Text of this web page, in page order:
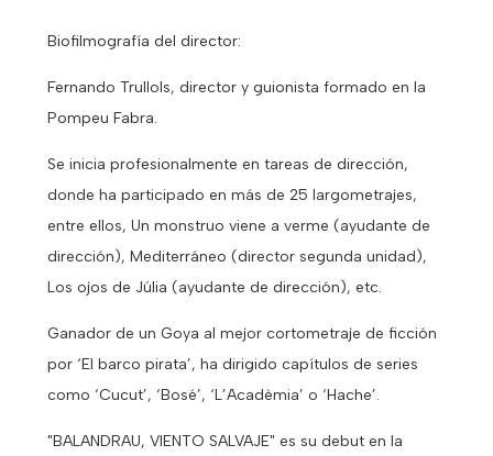
Biofilmografía del director:
Fernando Trullols, director y guionista formado en la
Pompeu Fabra.
Se inicia profesionalmente en tareas de dirección,
donde ha participado en más de 25 largometrajes,
entre ellos, Un monstruo viene a verme (ayudante de
dirección), Mediterráneo (director segunda unidad),
Los ojos de Júlia (ayudante de dirección), etc.
Ganador de un Goya al mejor cortometraje de ficción
por ‘El barco pirata’, ha dirigido capítulos de series
como ‘Cucut’, ‘Bosé’, ‘L’Acadèmia’ o ‘Hache’.
"BALANDRAU, VIENTO SALVAJE" es su debut en la